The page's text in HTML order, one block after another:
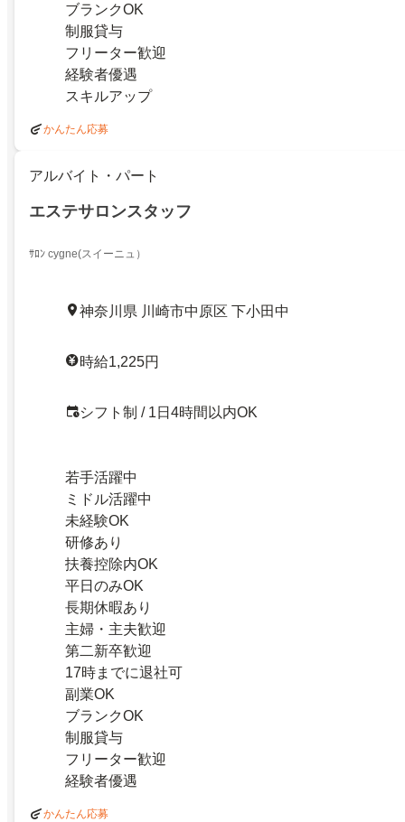
ブランクOK
制服貸与
フリーター歓迎
経験者優遇
スキルアップ
かんたん応募
アルバイト・パート
エステサロンスタッフ
ｻﾛﾝ cygne(スイーニュ）
神奈川県 川崎市中原区 下小田中
時給1,225円
シフト制 / 1日4時間以内OK
若手活躍中
ミドル活躍中
未経験OK
研修あり
扶養控除内OK
平日のみOK
長期休暇あり
主婦・主夫歓迎
第二新卒歓迎
17時までに退社可
副業OK
ブランクOK
制服貸与
フリーター歓迎
経験者優遇
かんたん応募